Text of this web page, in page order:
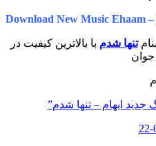
Download New Music
با بالاترین کیفیت در
– تنها شدم”